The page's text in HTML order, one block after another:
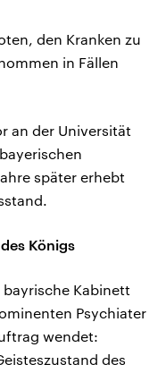
den Kranken zu
in Fällen
an der Universität
später erhebt
Königs
bayrische Kabinett
Psychiater
wendet:
des